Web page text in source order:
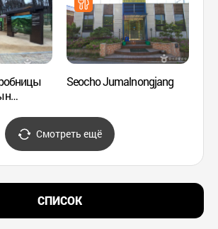
(서울
후)과
후)
화유산])
Seocho Jumalnongjang
Смотреть ещё
СПИСОК